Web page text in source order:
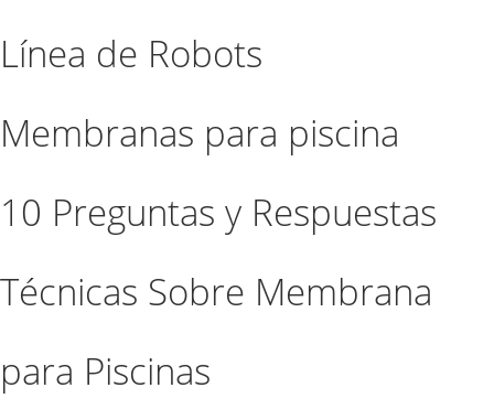
Línea de Robots
Membranas para piscina
10 Preguntas y Respuestas
Técnicas Sobre Membrana
para Piscinas